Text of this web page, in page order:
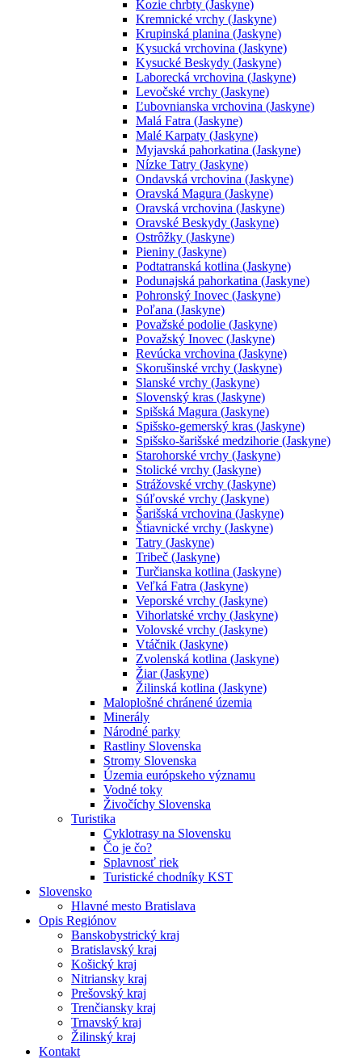
Kozie chrbty (Jaskyne)
Kremnické vrchy (Jaskyne)
Krupinská planina (Jaskyne)
Kysucká vrchovina (Jaskyne)
Kysucké Beskydy (Jaskyne)
Laborecká vrchovina (Jaskyne)
Levočské vrchy (Jaskyne)
Ľubovnianska vrchovina (Jaskyne)
Malá Fatra (Jaskyne)
Malé Karpaty (Jaskyne)
Myjavská pahorkatina (Jaskyne)
Nízke Tatry (Jaskyne)
Ondavská vrchovina (Jaskyne)
Oravská Magura (Jaskyne)
Oravská vrchovina (Jaskyne)
Oravské Beskydy (Jaskyne)
Ostrôžky (Jaskyne)
Pieniny (Jaskyne)
Podtatranská kotlina (Jaskyne)
Podunajská pahorkatina (Jaskyne)
Pohronský Inovec (Jaskyne)
Poľana (Jaskyne)
Považské podolie (Jaskyne)
Považský Inovec (Jaskyne)
Revúcka vrchovina (Jaskyne)
Skorušinské vrchy (Jaskyne)
Slanské vrchy (Jaskyne)
Slovenský kras (Jaskyne)
Spišská Magura (Jaskyne)
Spišsko-gemerský kras (Jaskyne)
Spišsko-šarišské medzihorie (Jaskyne)
Starohorské vrchy (Jaskyne)
Stolické vrchy (Jaskyne)
Strážovské vrchy (Jaskyne)
Súľovské vrchy (Jaskyne)
Šarišská vrchovina (Jaskyne)
Štiavnické vrchy (Jaskyne)
Tatry (Jaskyne)
Tribeč (Jaskyne)
Turčianska kotlina (Jaskyne)
Veľká Fatra (Jaskyne)
Veporské vrchy (Jaskyne)
Vihorlatské vrchy (Jaskyne)
Volovské vrchy (Jaskyne)
Vtáčnik (Jaskyne)
Zvolenská kotlina (Jaskyne)
Žiar (Jaskyne)
Žilinská kotlina (Jaskyne)
Maloplošné chránené územia
Minerály
Národné parky
Rastliny Slovenska
Stromy Slovenska
Územia európskeho významu
Vodné toky
Živočíchy Slovenska
Turistika
Cyklotrasy na Slovensku
Čo je čo?
Splavnosť riek
Turistické chodníky KST
Slovensko
Hlavné mesto Bratislava
Opis Regiónov
Banskobystrický kraj
Bratislavský kraj
Košický kraj
Nitriansky kraj
Prešovský kraj
Trenčiansky kraj
Trnavský kraj
Žilinský kraj
Kontakt